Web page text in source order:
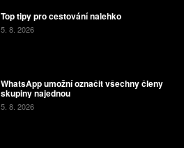
Top tipy pro cestování nalehko
5. 8. 2026
WhatsApp umožní označit všechny členy
skupiny najednou
5. 8. 2026